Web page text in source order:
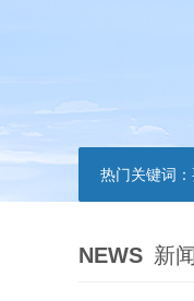
热门关键词：
NEWS 新